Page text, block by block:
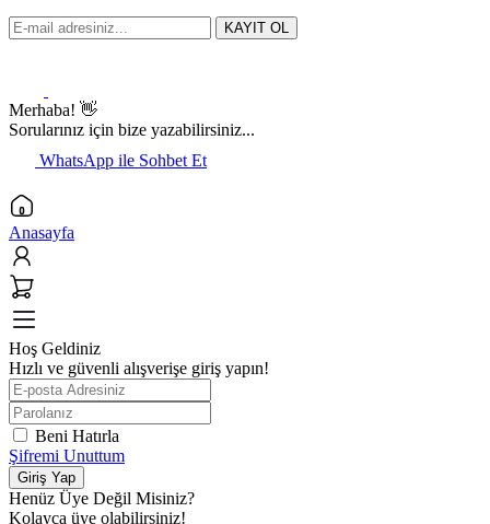
KAYIT OL
Merhaba! 👋
Sorularınız için bize yazabilirsiniz...
WhatsApp ile Sohbet Et
Anasayfa
Hoş Geldiniz
Hızlı ve güvenli alışverişe giriş yapın!
Beni Hatırla
Şifremi Unuttum
Giriş Yap
Henüz Üye Değil Misiniz?
Kolayca üye olabilirsiniz!